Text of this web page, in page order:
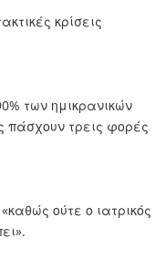
κρίσεις
των ημικρανικών
πάσχουν τρεις φορές
ούτε ο ιατρικός